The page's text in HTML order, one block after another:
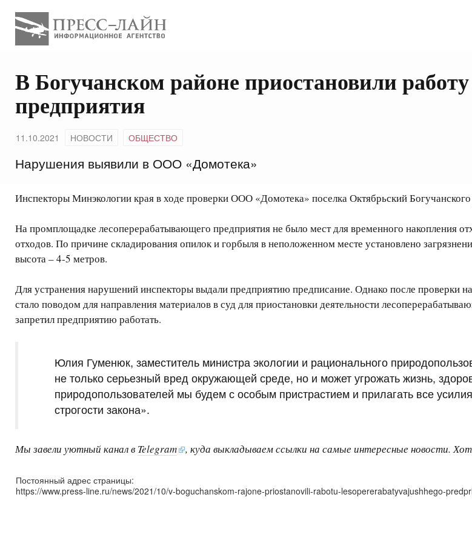
В Богучанском районе приостановили
предприятия
11.10.2021 НОВОСТИ ОБЩЕСТВО
Нарушения выявили в ООО «Домотека»
Инспекторы Минэкологии края в ходе проверки ООО «Домотека» поселка Октябрьский
На промплощадке лесоперерабатывающего предприятия не было мест для временного накопления
отходов. По причине складирования опилок и горбыля в неположенном месте установлено
высота – 4-5 метров.
Для устранения нарушений инспекторы выдали предприятию предписание. Однако после проверки
стало поводом для направления материалов в суд для приостановки деятельности
запретил предприятию работать.
Юлия Гуменюк, заместитель министра экологии и рационального
не только серьезный вред окружающей среде, но и может угрожать жизнь,
природопользователей мы будем с особым пристрастием и прилагать все
строгости закона».
Мы завели уютный канал в Telegram , куда выкладываем ссылки на самые интересные новости.
Постоянный адрес страницы:
https://www.press-line.ru/news/2021/10/v-boguchanskom-rajone-priostanovili-rabotu-lesopererabatyvajushhego-